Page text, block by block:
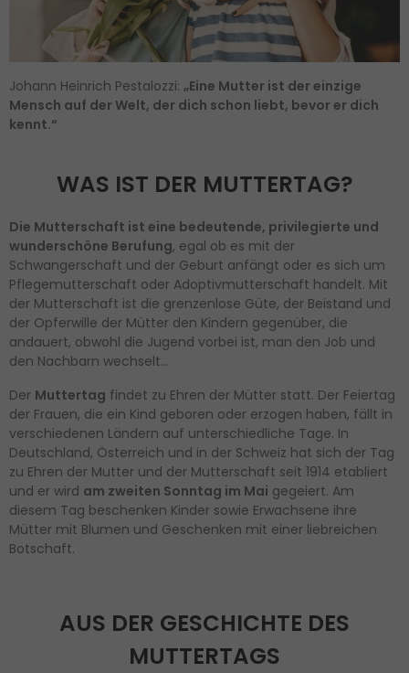
Johann Heinrich Pestalozzi: „Eine Mutter ist der einzige
Mensch auf der Welt, der dich schon liebt, bevor er dich
kennt.“
WAS IST DER MUTTERTAG?
Die Mutterschaft ist eine bedeutende, privilegierte und
wunderschöne Berufung, egal ob es mit der
Schwangerschaft und der Geburt anfängt oder es sich um
Pflegemutterschaft oder Adoptivmutterschaft handelt. Mit
der Mutterschaft ist die grenzenlose Güte, der Beistand und
der Opferwille der Mütter den Kindern gegenüber, die
andauert, obwohl die Jugend vorbei ist, man den Job und
den Nachbarn wechselt…
Der Muttertag findet zu Ehren der Mütter statt. Der Feiertag
der Frauen, die ein Kind geboren oder erzogen haben, fällt in
verschiedenen Ländern auf unterschiedliche Tage. In
Deutschland, Österreich und in der Schweiz hat sich der Tag
zu Ehren der Mutter und der Mutterschaft seit 1914 etabliert
und er wird am zweiten Sonntag im Mai gegeiert. Am
diesem Tag beschenken Kinder sowie Erwachsene ihre
Mütter mit Blumen und Geschenken mit einer liebreichen
Botschaft.
AUS DER GESCHICHTE DES
MUTTERTAGS